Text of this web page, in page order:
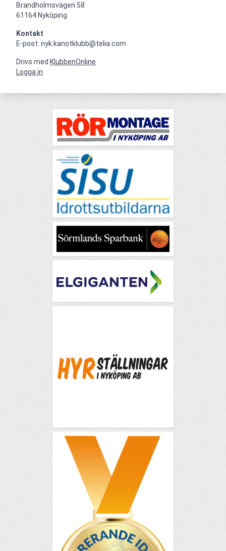
Brandholmsvägen 58
61164 Nyköping
Kontakt
E-post: nyk.kanotklubb@telia.com
Drivs med KlubbenOnline
Logga in